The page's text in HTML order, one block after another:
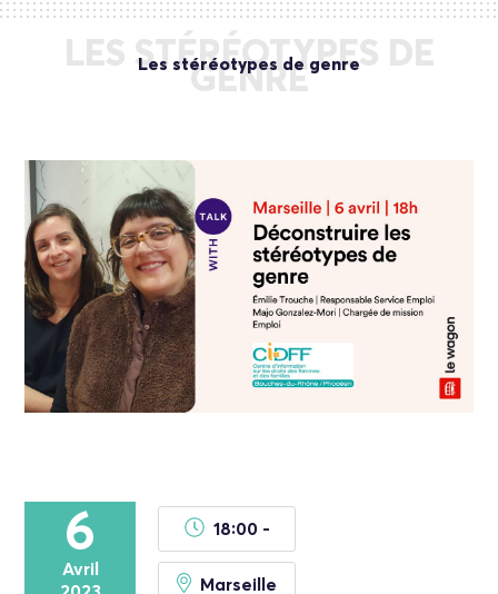
LES STÉRÉOTYPES DE
GENRE
Les stéréotypes de genre
6
Avril
18:00 -
Marseille